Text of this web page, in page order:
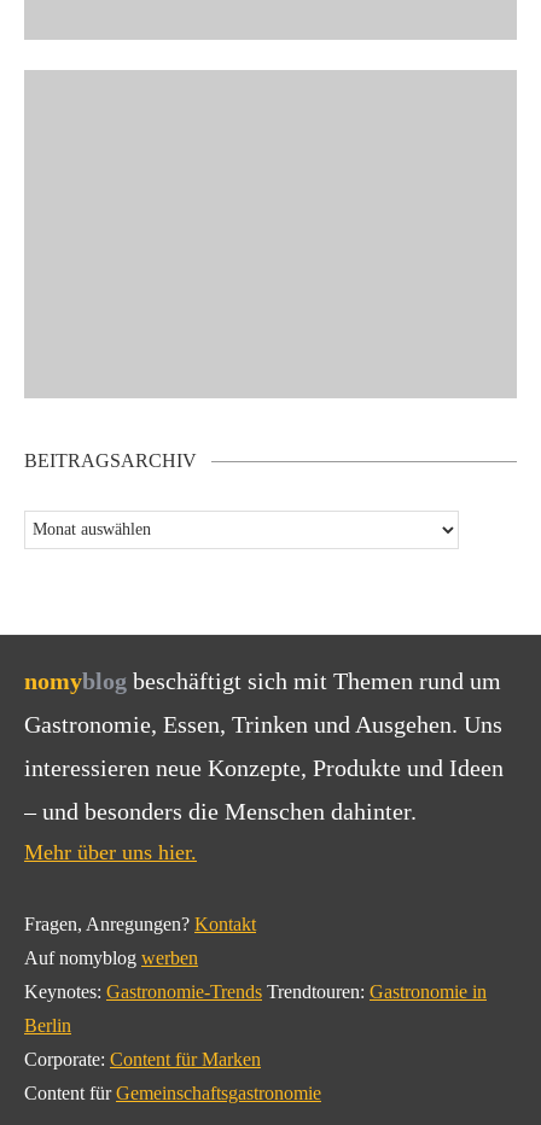
BEITRAGSARCHIV
nomyblog beschäftigt sich mit Themen rund um
Gastronomie, Essen, Trinken und Ausgehen. Uns
interessieren neue Konzepte, Produkte und Ideen
– und besonders die Menschen dahinter.
Mehr über uns hier.
Fragen, Anregungen? Kontakt
Auf nomyblog werben
Keynotes: Gastronomie-Trends Trendtouren: Gastronomie in
Berlin
Corporate: Content für Marken
Content fürGemeinschaftsgastronomie